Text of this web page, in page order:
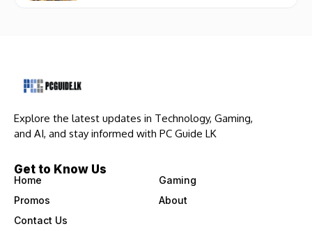
Explore the latest updates in Technology, Gaming,
and AI, and stay informed with PC Guide LK
Get to Know Us
Home
Gaming
Promos
About
Contact Us